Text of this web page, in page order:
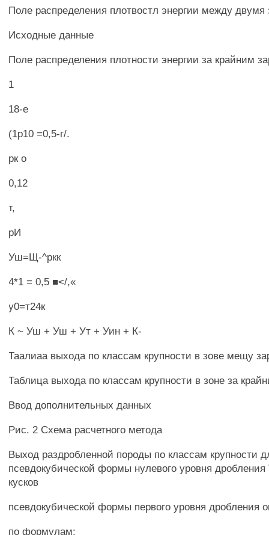
Поле распределения плотвостл энергии между
Исходные данные
Поле распределения плотности энергии за крайним
1
18-е
(1р10 =0,5-г/.
рк о
0,12
т,
рИ
Уш=Щ-^ркк
4*1 = 0,5 ■</,«
у0=т24к
К ~ Уш + Уш + Ут + Уин + К-
Таалиаа выхода по классам крупности в зове мещу
Таблица выхода по классам крупности в зоне за
Ввод дополнительных данных
Рис. 2 Схема расчетного метода
Выход раздробленной породы по классам крупности
псевдокубической формы нулевого уровня
кусков
псевдокубической формы первого уровня дробления
по формулам: